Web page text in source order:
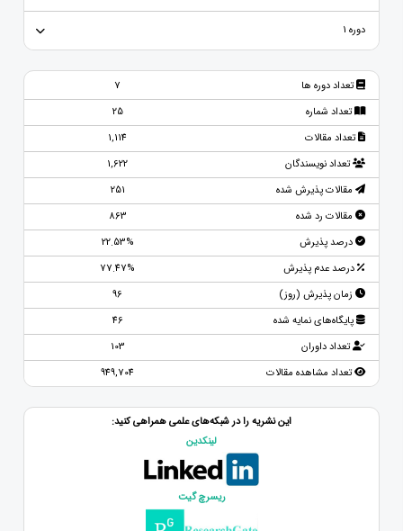
دوره 1
تعداد دوره ها
7
تعداد شماره
25
تعداد مقالات
1,114
تعداد نویسندگان
1,622
مقالات پذیرش شده
251
مقالات رد شده
863
درصد پذیرش
22.53%
درصد عدم پذیرش
77.47%
زمان پذیرش (روز)
96
پایگاه‌های نمایه شده
46
تعداد داوران
103
تعداد مشاهده مقالات
949,704
این نشریه را در شبکه‌های علمی همراهی کنید:
لینکدین
ریسرچ گیت